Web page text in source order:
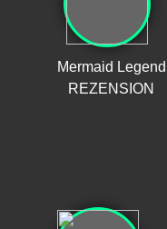
Mermaid Legend
REZENSION